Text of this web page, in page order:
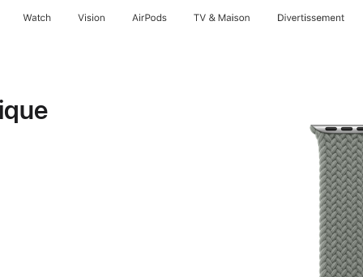
Watch Vision AirPods TV & Maison Divertissements